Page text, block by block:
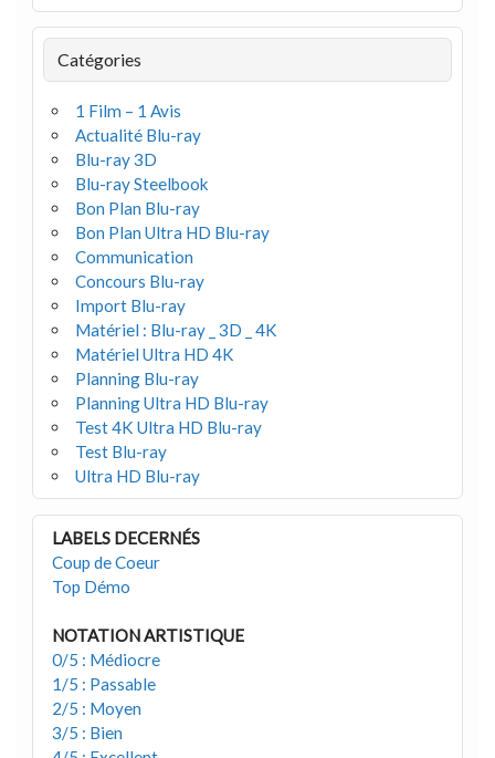
Catégories
1 Film – 1 Avis
Actualité Blu-ray
Blu-ray 3D
Blu-ray Steelbook
Bon Plan Blu-ray
Bon Plan Ultra HD Blu-ray
Communication
Concours Blu-ray
Import Blu-ray
Matériel : Blu-ray _ 3D _ 4K
Matériel Ultra HD 4K
Planning Blu-ray
Planning Ultra HD Blu-ray
Test 4K Ultra HD Blu-ray
Test Blu-ray
Ultra HD Blu-ray
LABELS DECERNÉS
Coup de Coeur
Top Démo
NOTATION ARTISTIQUE
0/5 : Médiocre
1/5 : Passable
2/5 : Moyen
3/5 : Bien